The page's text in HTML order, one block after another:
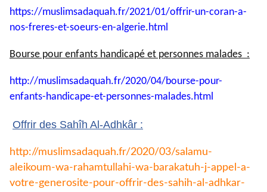
https://muslimsadaquah.fr/2021/01/offrir-un-coran-a-
nos-freres-et-soeurs-en-algerie.html
Bourse pour enfants handicapé et personnes malades :
http://muslimsadaquah.fr/2020/04/bourse-pour-
enfants-handicape-et-personnes-malades.html
Offrir des Sahîh Al-Adhkâr :
http://muslimsadaquah.fr/2020/03/salamu-
aleikoum-wa-rahamtullahi-wa-barakatuh-j-appel-a-
votre-generosite-pour-offrir-des-sahih-al-adhkar-